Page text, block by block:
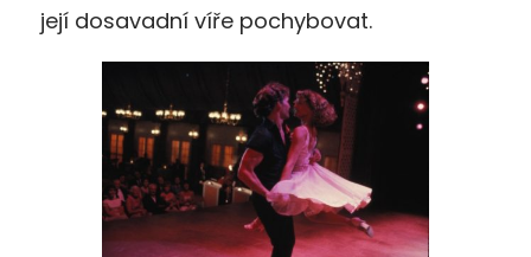
její dosavadní víře pochybovat.